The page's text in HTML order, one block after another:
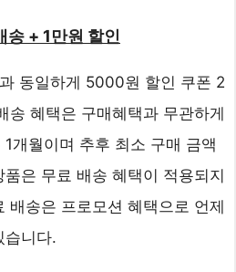
송 + 1만원 할인
동일하게 5000원 할인 쿠폰 2
송 혜택은 구매혜택과 무관하게
개월이며 추후 최소 구매 금액
은 무료 배송 혜택이 적용되지
배송은 프로모션 혜택으로 언제
습니다.